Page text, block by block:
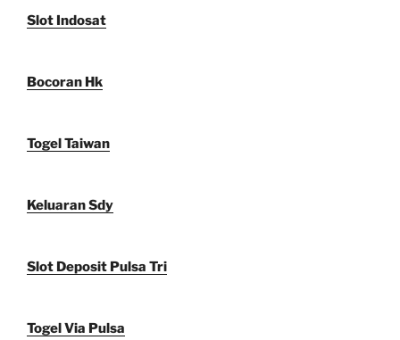
Slot Indosat
Bocoran Hk
Togel Taiwan
Keluaran Sdy
Slot Deposit Pulsa Tri
Togel Via Pulsa